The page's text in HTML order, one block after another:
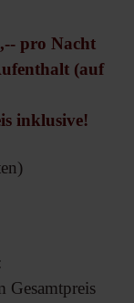
pro Nacht
(auf
inklusive!
Gesamtpreis